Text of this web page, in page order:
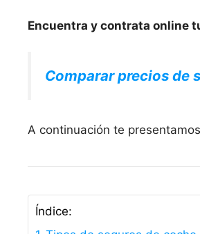
Encuentra y contrata online
Comparar precios de
A continuación te
Índice: